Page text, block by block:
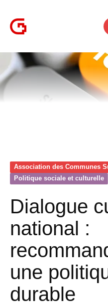
Association des Communes
Politique sociale et culturelle
Dialogue
national :
une
durable